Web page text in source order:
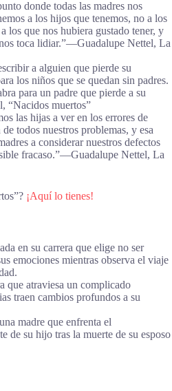
donde todas las madres nos
a los hijos que tenemos, no a los
los que nos hubiera gustado tener, y
toca lidiar.”―Guadalupe Nettel, La
a alguien que pierde su
los niños que se quedan sin padres.
para un padre que pierde a su
“Nacidos muertos”
las hijas a ver en los errores de
todos nuestros problemas, y esa
a considerar nuestros defectos
fracaso.”―Guadalupe Nettel, La
¡Aquí lo tienes!
en su carrera que elige no ser
emociones mientras observa el viaje
que atraviesa un complicado
traen cambios profundos a su
madre que enfrenta el
de su hijo tras la muerte de su esposo